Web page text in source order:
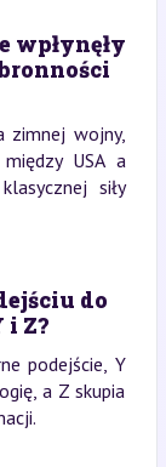
wpłynęły
zimnej wojny,
USA a
siły
do
i Z?
podejście, Y
a Z skupia